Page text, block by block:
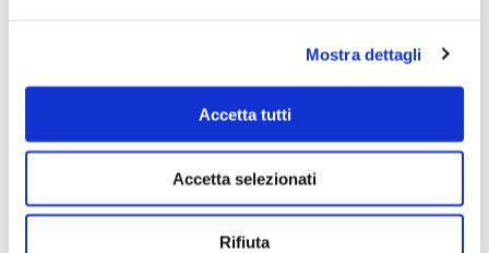
Mostra dettagli
Accetta tutti
Accetta selezionati
Rifiuta